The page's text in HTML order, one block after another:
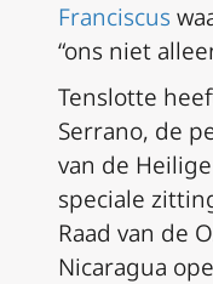
Franciscus
“ons niet
Tenslotte
Serrano, de
van de
speciale
Raad van de
Nicaragua